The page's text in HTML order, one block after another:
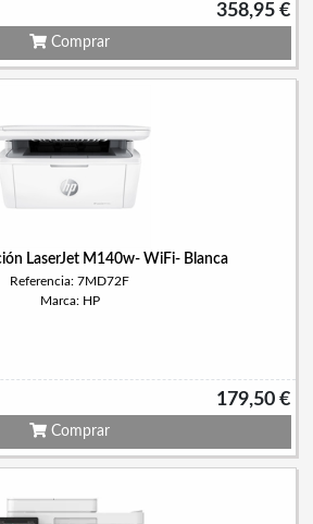
358,95 €
Comprar
LaserJet M140w- WiFi- Blanca
Referencia: 7MD72F
Marca: HP
179,50 €
Comprar